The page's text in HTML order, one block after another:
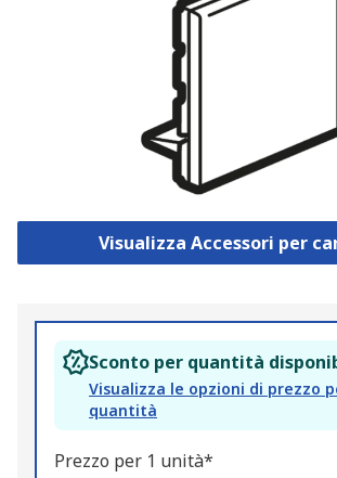
Visualizza Accessori per
Sconto per quantità
Visualizza le opzioni di prezzo
quantità
Prezzo per 1 unità*